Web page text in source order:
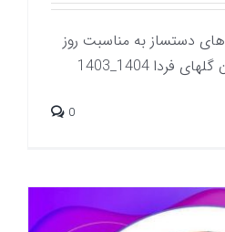
دستساز به مناسبت روز
1404_1403
0